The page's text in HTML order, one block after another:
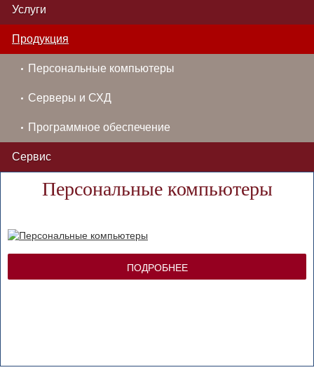
Услуги
Продукция
Персональные компьютеры
Серверы и СХД
Программное обеспечение
Сервис
Персональные компьютеры
ПОДРОБНЕЕ